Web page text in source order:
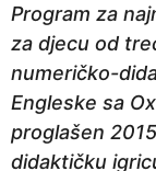
Program za
za djecu od
numeričko-
Engleske sa
proglašen
didaktičku